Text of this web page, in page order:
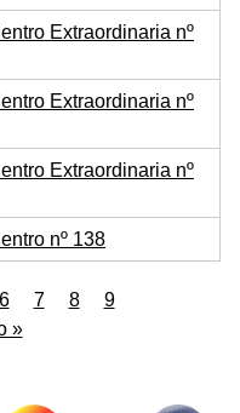
Extraordinaria nº
Extraordinaria nº
Extraordinaria nº
nº 138
Page
6 Page
7 Page
8 Page
9
»